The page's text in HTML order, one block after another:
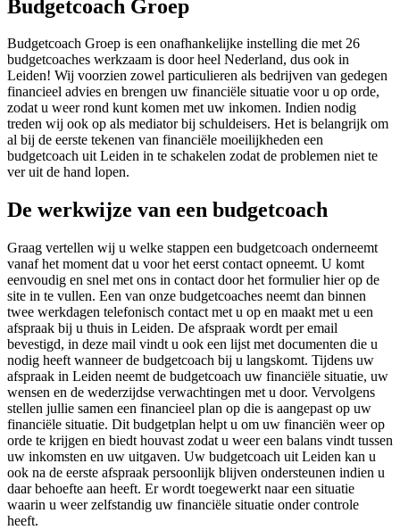
Budgetcoach Groep
Budgetcoach Groep is een onafhankelijke instelling die met 26
budgetcoaches werkzaam is door heel Nederland, dus ook in
Leiden! Wij voorzien zowel particulieren als bedrijven van gedegen
financieel advies en brengen uw financiële situatie voor u op orde,
zodat u weer rond kunt komen met uw inkomen. Indien nodig
treden wij ook op als mediator bij schuldeisers. Het is belangrijk om
al bij de eerste tekenen van financiële moeilijkheden een
budgetcoach uit Leiden in te schakelen zodat de problemen niet te
ver uit de hand lopen.
De werkwijze van een budgetcoach
Graag vertellen wij u welke stappen een budgetcoach onderneemt
vanaf het moment dat u voor het eerst contact opneemt. U komt
eenvoudig en snel met ons in contact door het formulier hier op de
site in te vullen. Een van onze budgetcoaches neemt dan binnen
twee werkdagen telefonisch contact met u op en maakt met u een
afspraak bij u thuis in Leiden. De afspraak wordt per email
bevestigd, in deze mail vindt u ook een lijst met documenten die u
nodig heeft wanneer de budgetcoach bij u langskomt. Tijdens uw
afspraak in Leiden neemt de budgetcoach uw financiële situatie, uw
wensen en de wederzijdse verwachtingen met u door. Vervolgens
stellen jullie samen een financieel plan op die is aangepast op uw
financiële situatie. Dit budgetplan helpt u om uw financiën weer op
orde te krijgen en biedt houvast zodat u weer een balans vindt tussen
uw inkomsten en uw uitgaven. Uw budgetcoach uit Leiden kan u
ook na de eerste afspraak persoonlijk blijven ondersteunen indien u
daar behoefte aan heeft. Er wordt toegewerkt naar een situatie
waarin u weer zelfstandig uw financiële situatie onder controle
heeft.